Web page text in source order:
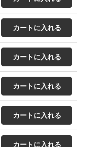
カートに入れる
カートに入れる
カートに入れる
カートに入れる
カートに入れる